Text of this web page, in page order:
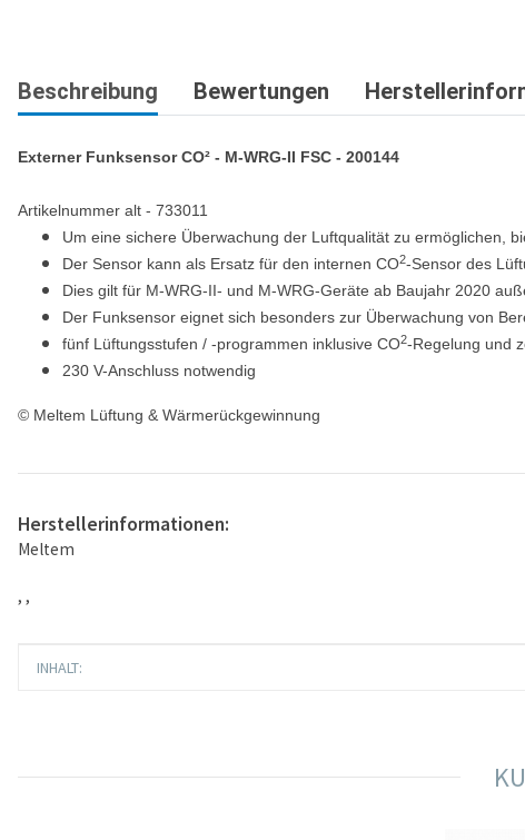
Beschreibung Bewertungen
Externer Funksensor CO² - M-WRG-II FSC - 200144
Artikelnummer alt - 733011
Um eine sichere Überwachung der Luftqualität zu ermöglichen,
Der Sensor kann als Ersatz für den internen CO2-Sensor des
Dies gilt für M-WRG-II- und M-WRG-Geräte ab Baujahr 2020
Der Funksensor eignet sich besonders zur Überwachung von
fünf Lüftungsstufen / -programmen inklusive CO2-Regelung und
230 V-Anschluss notwendig
© Meltem Lüftung & Wärmerückgewinnung
Herstellerinformationen:
Meltem
, ,
Produkteigenschaft
Wert
INHALT: